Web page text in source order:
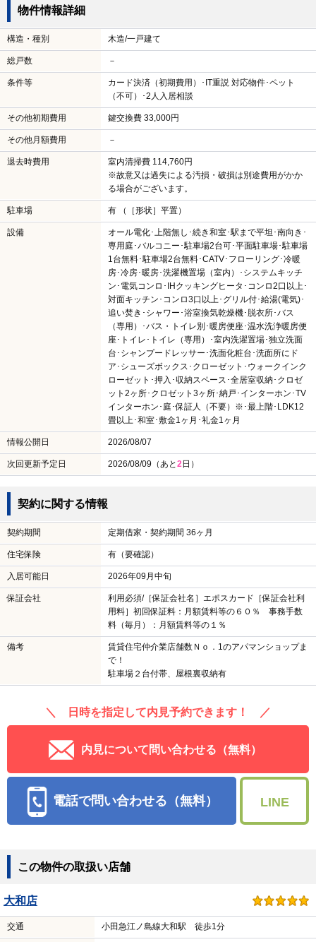
物件情報詳細
構造・種別 木造/一戸建て
総戸数 －
条件等
カード決済（初期費用）･IT重説 対応物件･ペット
（不可）･2人入居相談
その他初期費用 鍵交換費 33,000円
その他月額費用 －
退去時費用
室内清掃費 114,760円
※故意又は過失による汚損・破損は別途費用がかか
る場合がございます。
駐車場 有 （［形状］平置）
設備
オール電化･上階無し･続き和室･駅まで平坦･南向き･
専用庭･バルコニー･駐車場2台可･平面駐車場･駐車場
1台無料･駐車場2台無料･CATV･フローリング･冷暖
房･冷房･暖房･洗濯機置場（室内）･システムキッチ
ン･電気コンロ･IHクッキングヒータ･コンロ2口以上･
対面キッチン･コンロ3口以上･グリル付･給湯(電気)･
追い焚き･シャワー･浴室換気乾燥機･脱衣所･バス
（専用）･バス・トイレ別･暖房便座･温水洗浄暖房便
座･トイレ･トイレ（専用）･室内洗濯置場･独立洗面
台･シャンプードレッサー･洗面化粧台･洗面所にド
ア･シューズボックス･クローゼット･ウォークインク
ローゼット･押入･収納スペース･全居室収納･クロゼ
ット2ヶ所･クロゼット3ヶ所･納戸･インターホン･TV
インターホン･庭･保証人（不要）※･最上階･LDK12
畳以上･和室･敷金1ヶ月･礼金1ヶ月
情報公開日 2026/08/07
次回更新予定日 2026/08/09（あと2日）
契約に関する情報
契約期間 定期借家・契約期間 36ヶ月
住宅保険 有（要確認）
入居可能日 2026年09月中旬
保証会社
利用必須/［保証会社名］エポスカード［保証会社利
用料］初回保証料：月額賃料等の６０％ 事務手数
料（毎月）：月額賃料等の１％
備考
賃貸住宅仲介業店舗数Ｎｏ．1のアパマンショップま
で！
駐車場２台付帯、屋根裏収納有
＼ 日時を指定して内見予約できます！ ／
内見について問い合わせる（無料）
電話で問い合わせる（無料） LINE
この物件の取扱い店舗
大和店
交通 小田急江ノ島線大和駅 徒歩1分